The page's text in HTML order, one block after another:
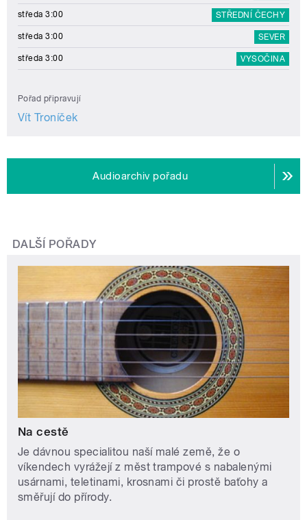
středa 3:00 STŘEDNÍ ČECHY
středa 3:00 SEVER
středa 3:00 VYSOČINA
Pořad připravují
Vít Troníček
Audioarchiv pořadu
DALŠÍ POŘADY
Na cestě
Je dávnou specialitou naší malé země, že o
víkendech vyrážejí z měst trampové s nabalenými
usárnami, teletinami, krosnami či prostě baťohy a
směřují do přírody.